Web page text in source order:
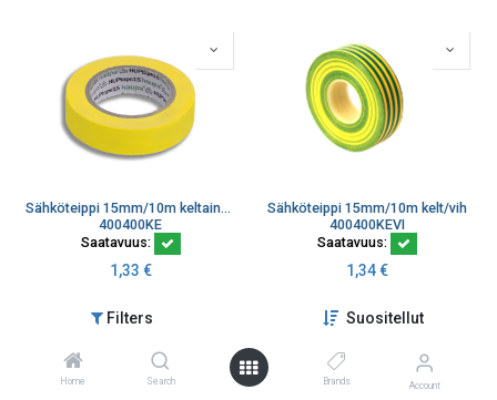
Filters Suositellut
Home Search Brands Account
Sähköteippi 15mm/10m keltainen
400400KE
Saatavuus:
1,33 €
Sähköteippi 15mm/10m kelt/vih
400400KEVI
Saatavuus:
1,34€